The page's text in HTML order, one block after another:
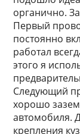
органично.
Первый
постоянно
работал
этого я
Следующий
хорошо
автомобиля.
крепления